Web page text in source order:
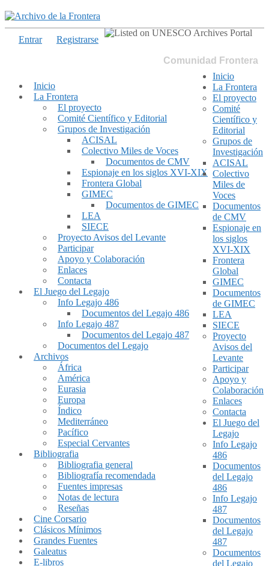
Comunidad Frontera
Inicio
La Frontera
El proyecto
Comité Científico y Editorial
Grupos de Investigación
ACISAL
Colectivo Miles de Voces
Documentos de CMV
Espionaje en los siglos XVI-XIX
Frontera Global
GIMEC
Documentos de GIMEC
LEA
SIECE
Proyecto Avisos del Levante
Participar
Apoyo y Colaboración
Enlaces
Contacta
El Juego del Legajo
Info Legajo 486
Documentos del Legajo 486
Info Legajo 487
Documentos del Legajo 487
Documentos del Legajo
Archivos
África
América
Eurasia
Europa
Índico
Mediterráneo
Pacífico
Especial Cervantes
Bibliografia
Bibliografia general
Bibliografía recomendada
Fuentes impresas
Notas de lectura
Reseñas
Cine Corsario
Clásicos Mínimos
Grandes Fuentes
Galeatus
E-libros
Entrar Registrarse
Inicio
La Frontera
El proyecto
Comité
Científico y
Editorial
Grupos de
Investigación
ACISAL
Colectivo
Miles de
Voces
Documentos
de CMV
Espionaje en
los siglos
XVI-XIX
Frontera
Global
GIMEC
Documentos
de GIMEC
LEA
SIECE
Proyecto
Avisos del
Levante
Participar
Apoyo y
Colaboración
Enlaces
Contacta
El Juego del
Legajo
Info Legajo
486
Documentos
del Legajo
486
Info Legajo
487
Documentos
del Legajo
487
Documentos
del Legajo